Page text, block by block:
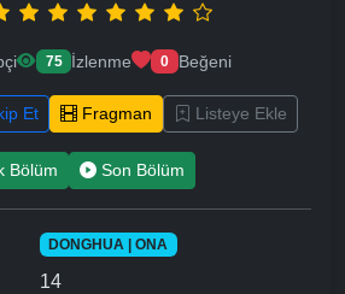
75 İzlenme 0 Beğeni
Et Fragman Listeye Ekle
Bölüm Son Bölüm
DONGHUA | ONA
14